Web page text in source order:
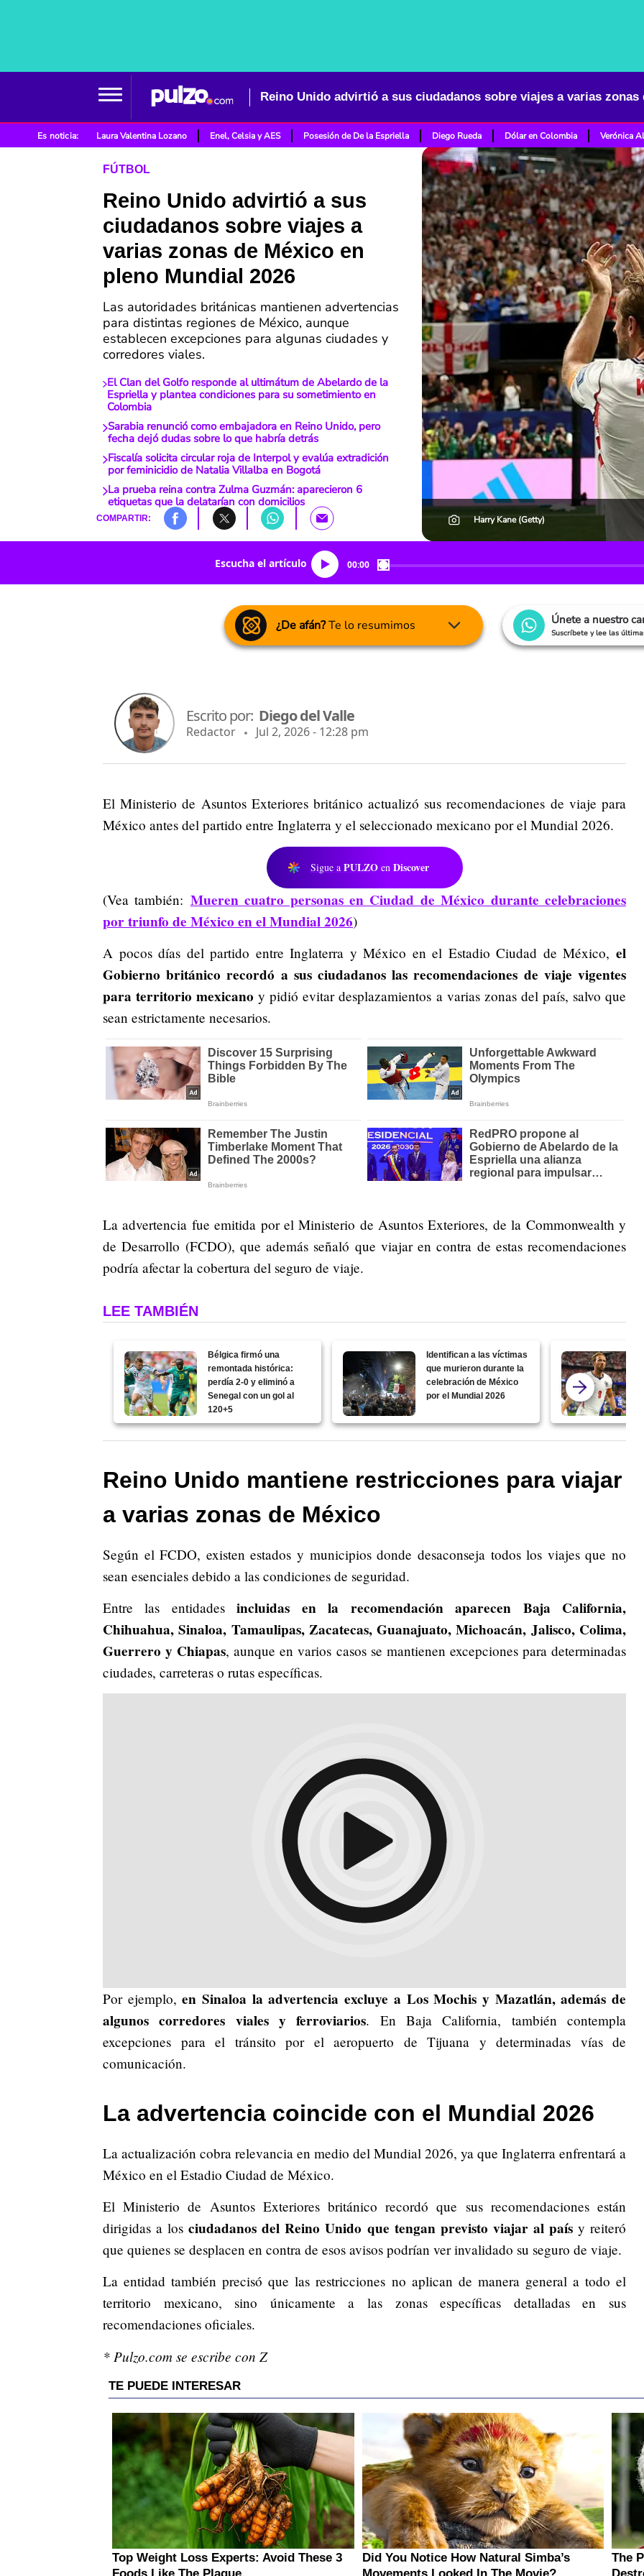
Es noticia: Laura Valentina Lozano Enel, Celsia y AES Posesión de De la Espriella Diego Rueda Dólar en Colombia Verónica
FÚTBOL
Reino Unido advirtió a sus
ciudadanos sobre viajes a
varias zonas de México en
pleno Mundial 2026
Las autoridades británicas mantienen advertencias
para distintas regiones de México, aunque
establecen excepciones para algunas ciudades y
corredores viales.
El Clan del Golfo responde al ultimátum de Abelardo de la
Espriella y plantea condiciones para su sometimiento en
Colombia
Sarabia renunció como embajadora en Reino Unido, pero
fecha dejó dudas sobre lo que habría detrás
Fiscalía solicita circular roja de Interpol y evalúa extradición
por feminicidio de Natalia Villalba en Bogotá
La prueba reina contra Zulma Guzmán: aparecieron 6
etiquetas que la delatarían con domicilios
COMPARTIR: Harry Kane (Getty)
Escucha el artículo 00:00
¿De afán?Te lo resumimos Únete a nuestro
Suscríbete y lee las
Escrito por: Diego del Valle
Redactor Jul 2, 2026 - 12:28 pm
El Ministerio de Asuntos Exteriores británico actualizó sus recomendaciones de viaje para
México antes del partido entre Inglaterra y el seleccionado mexicano por el Mundial 2026.
Sigue a PULZO en Discover
(Vea también: Mueren cuatro personas en Ciudad de México durante celebraciones
por triunfo de México en el Mundial 2026)
A pocos días del partido entre Inglaterra y México en el Estadio Ciudad de México, el
Gobierno británico recordó a sus ciudadanos las recomendaciones de viaje vigentes
para territorio mexicano y pidió evitar desplazamientos a varias zonas del país, salvo que
sean estrictamente necesarios.
La advertencia fue emitida por el Ministerio de Asuntos Exteriores, de la Commonwealth y
de Desarrollo (FCDO), que además señaló que viajar en contra de estas recomendaciones
podría afectar la cobertura del seguro de viaje.
LEE TAMBIÉN
Bélgica firmó una
remontada histórica:
perdía 2-0 y eliminó a
Senegal con un gol al
120+5
Identifican a las víctimas
que murieron durante la
celebración de México
por el Mundial 2026
Reino Unido mantiene restricciones para viajar
a varias zonas de México
Según el FCDO, existen estados y municipios donde desaconseja todos los viajes que no
sean esenciales debido a las condiciones de seguridad.
Entre las entidadesincluidas en la recomendación aparecen Baja California,
Chihuahua, Sinaloa, Tamaulipas, Zacatecas, Guanajuato, Michoacán, Jalisco, Colima,
Guerrero y Chiapas, aunque en varios casos se mantienen excepciones para determinadas
ciudades, carreteras o rutas específicas.
Por ejemplo, en Sinaloa la advertencia excluye a Los Mochis y Mazatlán, además de
algunos corredores viales y ferroviarios. En Baja California, también contempla
excepciones para el tránsito por el aeropuerto de Tijuana y determinadas vías de
comunicación.
La advertencia coincide con el Mundial 2026
La actualización cobra relevancia en medio del Mundial 2026, ya que Inglaterra enfrentará a
México en el Estadio Ciudad de México.
El Ministerio de Asuntos Exteriores británico recordó que sus recomendaciones están
dirigidas a los ciudadanos del Reino Unido que tengan previsto viajar al paísy reiteró
que quienes se desplacen en contra de esos avisos podrían ver invalidado su seguro de viaje.
La entidad también precisó que las restricciones no aplican de manera general a todo el
territorio mexicano, sino únicamente a las zonas específicas detalladas en sus
recomendaciones oficiales.
* Pulzo.com se escribe con Z